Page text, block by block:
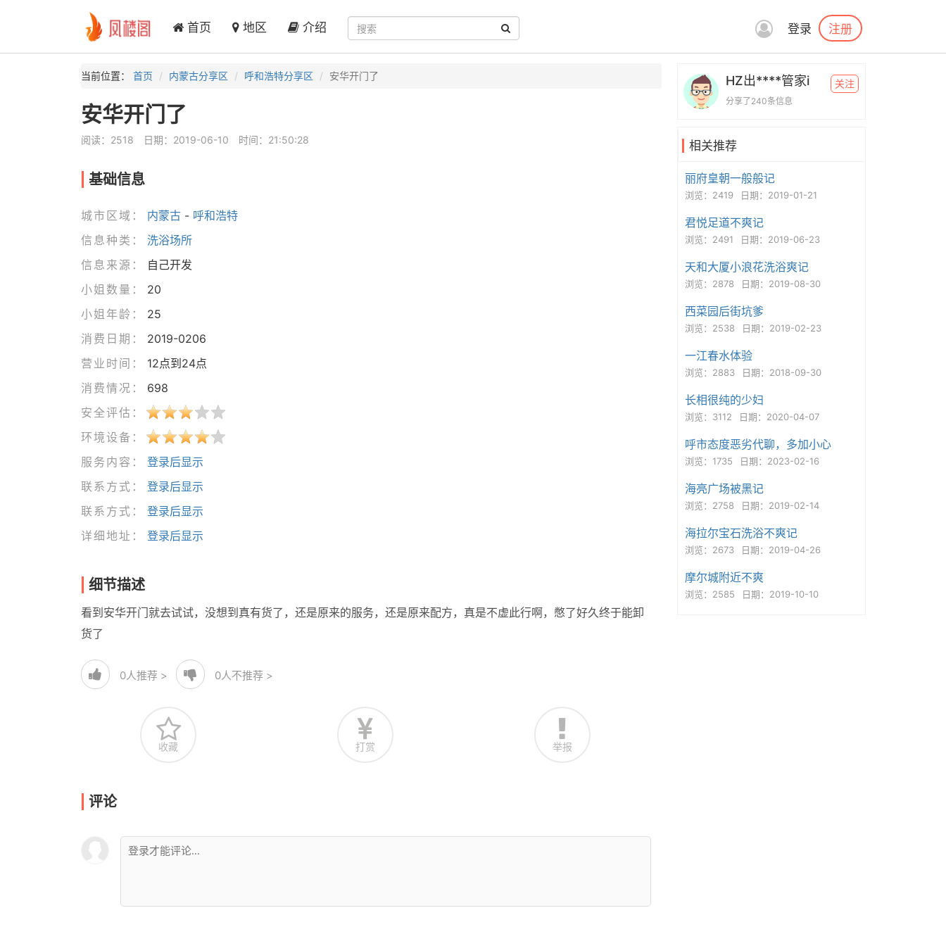
首页 地区 介绍 登录 注册
当前位置： 首页 内蒙古分享区 呼和浩特分享区 安华开门了
安华开门了
阅读：2518 日期：2019-06-10 时间：21:50:28
基础信息
城市区域： 内蒙古- 呼和浩特
信息种类：
洗浴场所
信息来源：
自己开发
小姐数量：
20
小姐年龄：
25
消费日期：
2019-0206
营业时间：
12点到24点
消费情况：
698
安全评估：
环境设备：
服务内容：
登录后显示
联系方式：
登录后显示
联系方式：
登录后显示
详细地址：
登录后显示
细节描述
看到安华开门就去试试，没想到真有货了，还是原来的服务，还是原来配方，真是不虚此行啊，憋了好久终于能卸
货了
0人推荐 > 0人不推荐 >
收藏 打赏 举报
评论
HZ出****管家i
分享了240条信息
关注
相关推荐
丽府皇朝一般般记
浏览：2419 日期：2019-01-21
君悦足道不爽记
浏览：2491 日期：2019-06-23
天和大厦小浪花洗浴爽记
浏览：2878 日期：2019-08-30
西菜园后街坑爹
浏览：2538 日期：2019-02-23
一江春水体验
浏览：2883 日期：2018-09-30
长相很纯的少妇
浏览：3112 日期：2020-04-07
呼市态度恶劣代聊，多加小心
浏览：1735 日期：2023-02-16
海亮广场被黑记
浏览：2758 日期：2019-02-14
海拉尔宝石洗浴不爽记
浏览：2673 日期：2019-04-26
摩尔城附近不爽
浏览：2585 日期：2019-10-10